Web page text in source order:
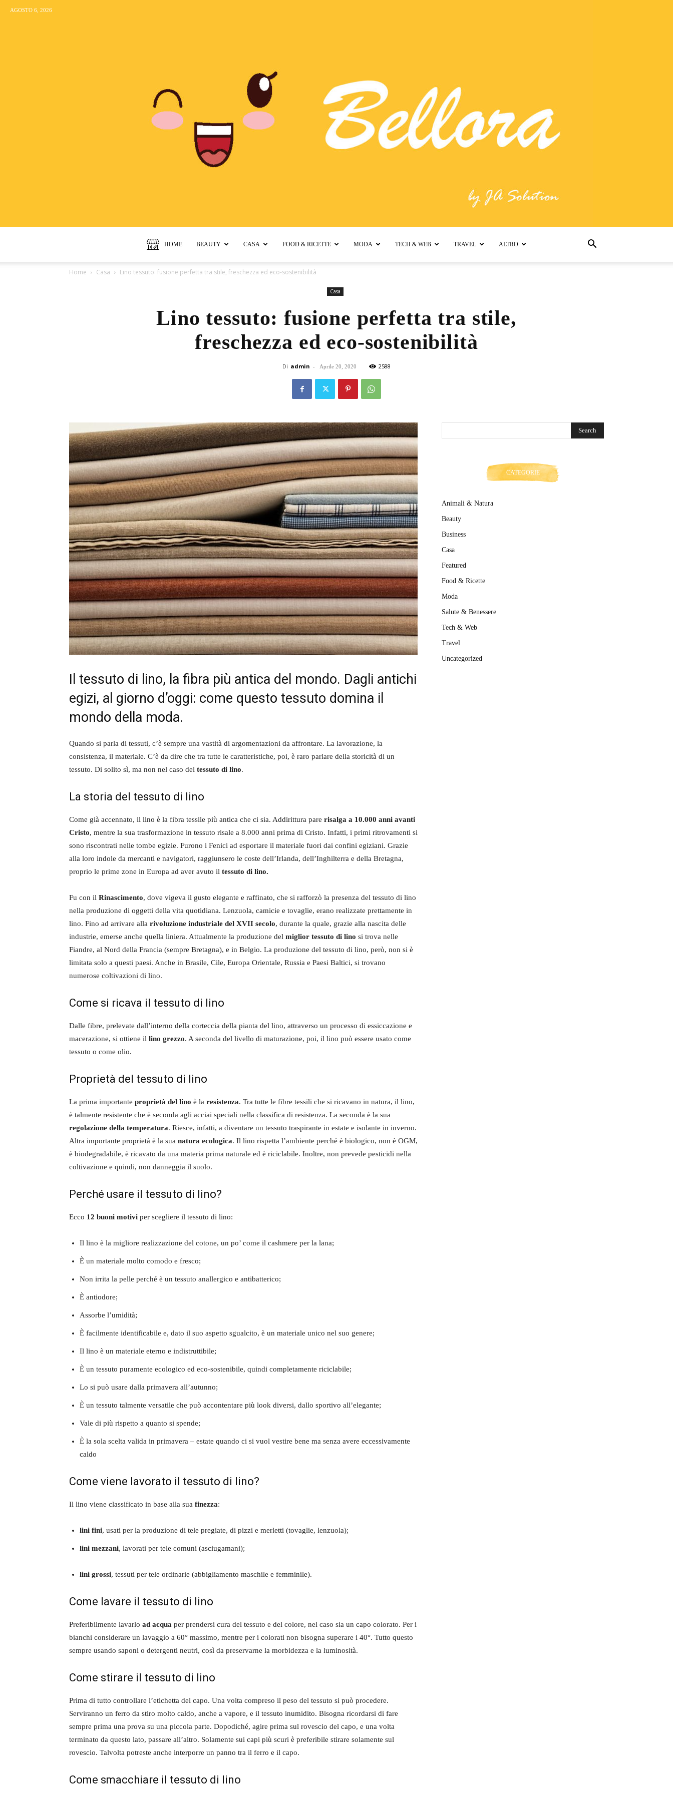
AGOSTO 6, 2026
HOME BEAUTY CASA FOOD & RICETTE MODA TECH & WEB TRAVEL ALTRO
Home Casa Lino tessuto: fusione perfetta tra stile, freschezza ed eco-sostenibilità
Casa
Lino tessuto: fusione perfetta tra stile,
freschezza ed eco-sostenibilità
Di admin - Aprile 20, 2020 2588
Il tessuto di lino, la fibra più antica del mondo. Dagli antichi
egizi, al giorno d’oggi: come questo tessuto domina il
mondo della moda.
Quando si parla di tessuti, c’è sempre una vastità di argomentazioni da affrontare. La lavorazione, la
consistenza, il materiale. C’è da dire che tra tutte le caratteristiche, poi, è raro parlare della storicità di un
tessuto. Di solito sì, ma non nel caso del tessuto di lino.
La storia del tessuto di lino
Come già accennato, il lino è la fibra tessile più antica che ci sia. Addirittura pare risalga a 10.000 anni avanti
Cristo, mentre la sua trasformazione in tessuto risale a 8.000 anni prima di Cristo. Infatti, i primi ritrovamenti si
sono riscontrati nelle tombe egizie. Furono i Fenici ad esportare il materiale fuori dai confini egiziani. Grazie
alla loro indole da mercanti e navigatori, raggiunsero le coste dell’Irlanda, dell’Inghilterra e della Bretagna,
proprio le prime zone in Europa ad aver avuto il tessuto di lino.
Fu con il Rinascimento, dove vigeva il gusto elegante e raffinato, che si rafforzò la presenza del tessuto di lino
nella produzione di oggetti della vita quotidiana. Lenzuola, camicie e tovaglie, erano realizzate prettamente in
lino. Fino ad arrivare alla rivoluzione industriale del XVII secolo, durante la quale, grazie alla nascita delle
industrie, emerse anche quella liniera. Attualmente la produzione del miglior tessuto di lino si trova nelle
Fiandre, al Nord della Francia (sempre Bretagna), e in Belgio. La produzione del tessuto di lino, però, non si è
limitata solo a questi paesi. Anche in Brasile, Cile, Europa Orientale, Russia e Paesi Baltici, si trovano
numerose coltivazioni di lino.
Come si ricava il tessuto di lino
Dalle fibre, prelevate dall’interno della corteccia della pianta del lino, attraverso un processo di essiccazione e
macerazione, si ottiene il lino grezzo. A seconda del livello di maturazione, poi, il lino può essere usato come
tessuto o come olio.
Proprietà del tessuto di lino
La prima importante proprietà del lino è la resistenza. Tra tutte le fibre tessili che si ricavano in natura, il lino,
è talmente resistente che è seconda agli acciai speciali nella classifica di resistenza. La seconda è la sua
regolazione della temperatura. Riesce, infatti, a diventare un tessuto traspirante in estate e isolante in inverno.
Altra importante proprietà è la sua natura ecologica. Il lino rispetta l’ambiente perché è biologico, non è OGM,
è biodegradabile, è ricavato da una materia prima naturale ed è riciclabile. Inoltre, non prevede pesticidi nella
coltivazione e quindi, non danneggia il suolo.
Perché usare il tessuto di lino?
Ecco 12 buoni motivi per scegliere il tessuto di lino:
Il lino è la migliore realizzazione del cotone, un po’ come il cashmere per la lana;
È un materiale molto comodo e fresco;
Non irrita la pelle perché è un tessuto anallergico e antibatterico;
È antiodore;
Assorbe l’umidità;
È facilmente identificabile e, dato il suo aspetto sgualcito, è un materiale unico nel suo genere;
Il lino è un materiale eterno e indistruttibile;
È un tessuto puramente ecologico ed eco-sostenibile, quindi completamente riciclabile;
Lo si può usare dalla primavera all’autunno;
È un tessuto talmente versatile che può accontentare più look diversi, dallo sportivo all’elegante;
Vale di più rispetto a quanto si spende;
È la sola scelta valida in primavera – estate quando ci si vuol vestire bene ma senza avere eccessivamente
caldo
Come viene lavorato il tessuto di lino?
Il lino viene classificato in base alla sua finezza:
lini fini, usati per la produzione di tele pregiate, di pizzi e merletti (tovaglie, lenzuola);
lini mezzani, lavorati per tele comuni (asciugamani);
lini grossi, tessuti per tele ordinarie (abbigliamento maschile e femminile).
Come lavare il tessuto di lino
Preferibilmente lavarlo ad acqua per prendersi cura del tessuto e del colore, nel caso sia un capo colorato. Per i
bianchi considerare un lavaggio a 60° massimo, mentre per i colorati non bisogna superare i 40°. Tutto questo
sempre usando saponi o detergenti neutri, così da preservarne la morbidezza e la luminosità.
Come stirare il tessuto di lino
Prima di tutto controllare l’etichetta del capo. Una volta compreso il peso del tessuto si può procedere.
Serviranno un ferro da stiro molto caldo, anche a vapore, e il tessuto inumidito. Bisogna ricordarsi di fare
sempre prima una prova su una piccola parte. Dopodiché, agire prima sul rovescio del capo, e una volta
terminato da questo lato, passare all’altro. Solamente sui capi più scuri è preferibile stirare solamente sul
rovescio. Talvolta potreste anche interporre un panno tra il ferro e il capo.
Come smacchiare il tessuto di lino
CATEGORIE
Animali & Natura
Beauty
Business
Casa
Featured
Food & Ricette
Moda
Salute & Benessere
Tech & Web
Travel
Uncategorized